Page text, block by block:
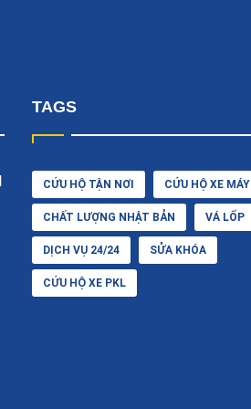
TAGS
CỨU HỘ TẬN NƠI CỨU HỘ XE MÁY
CHẤT LƯỢNG NHẬT BẢN VÁ LỐP
DỊCH VỤ 24/24 SỬA KHÓA
CỨU HỘ XE PKL